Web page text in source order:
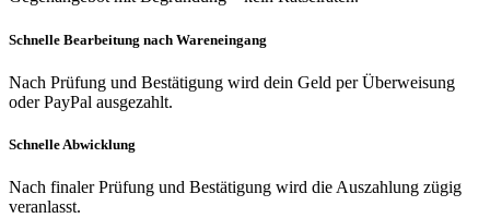
Schnelle Bearbeitung nach Wareneingang
Nach Prüfung und Bestätigung wird dein Geld per Überweisung
oder PayPal ausgezahlt.
Schnelle Abwicklung
Nach finaler Prüfung und Bestätigung wird die Auszahlung zügig
veranlasst.